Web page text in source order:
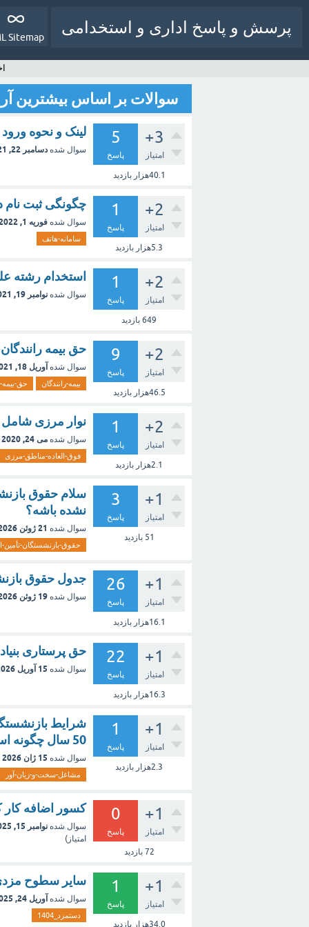
پرسش و پاسخ اداری و استخدامی
Sitemap
سوالات بر اساس بیشترین
+3
امتیاز
5
پاسخ
40.1هزار بازدید
لینک و نحوه
سوال شده دسامبر 22, 2021
+2
امتیاز
1
پاسخ
5.3هزار بازدید
چگونگی ثبت نام
سوال شده فوریه 1, 2022
سامانه-هاتف
+2
امتیاز
1
پاسخ
649 بازدید
استخدام رشته
سوال شده نوامبر 19, 2021
+2
امتیاز
9
پاسخ
46.5هزار بازدید
حق بیمه رانندگان در سال
سوال شده آوریل 18, 2021
بیمه-رانندگان حق-بیمه-
+2
امتیاز
1
پاسخ
2.1هزار بازدید
نوار مرزی
سوال شده می 24, 2020
فوق-العاده-مناطق-مرزی
+1
امتیاز
3
پاسخ
51 بازدید
سلام حقوق
نشده باشه؟
سوال شده 21 ژوئن 2026
حقوق-بازنشستگان-تأمین-
+1
امتیاز
26
پاسخ
16.1هزار بازدید
جدول حقوق
سوال شده 19 ژوئن 2026
+1
امتیاز
22
پاسخ
16.3هزار بازدید
حق پرستاری
سوال شده 15 آوریل 2026
+1
امتیاز
1
پاسخ
2.3هزار بازدید
50 سال چگونه است؟
سوال شده 15 ژان 2026
مشاغل-سخت-و-زیان-آور
+1
امتیاز
0
پاسخ
72 بازدید
کسور اضافه کار
سوال شده نوامبر 15, 2025
امتیاز)
+1
امتیاز
1
پاسخ
34.0هزار بازدید
سایر سطوح مزدی 1404 چه کسانی هستند+ محاسبه
سوال شده آوریل 24, 2025
دستمزد_1404